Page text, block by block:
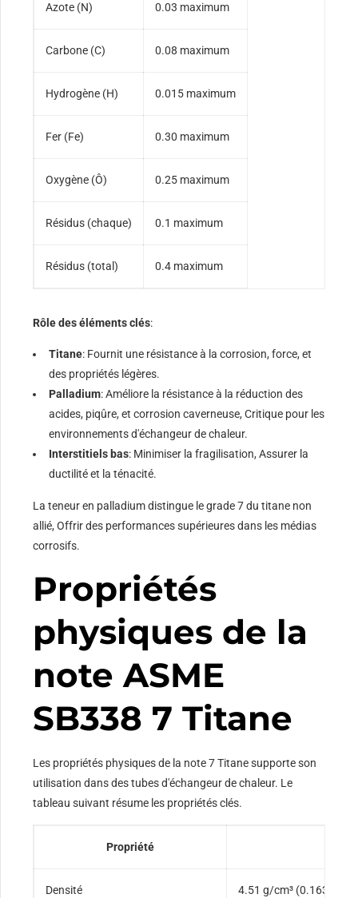
Azote (N) 0.03 maximum
Carbone (C) 0.08 maximum
Hydrogène (H) 0.015 maximum
Fer (Fe) 0.30 maximum
Oxygène (Ô) 0.25 maximum
Résidus (chaque) 0.1 maximum
Résidus (total) 0.4 maximum
Rôle des éléments clés:
Titane: Fournit une résistance à la corrosion, force, et
des propriétés légères.
Palladium: Améliore la résistance à la réduction des
acides, piqûre, et corrosion caverneuse, Critique pour les
environnements d'échangeur de chaleur.
Interstitiels bas: Minimiser la fragilisation, Assurer la
ductilité et la ténacité.
La teneur en palladium distingue le grade 7 du titane non
allié, Offrir des performances supérieures dans les médias
corrosifs.
Propriétés
physiques de la
note ASME
SB338 7 Titane
Les propriétés physiques de la note 7 Titane supporte son
utilisation dans des tubes d'échangeur de chaleur. Le
tableau suivant résume les propriétés clés.
Propriété
Densité 4.51 g/cm³ (0.163 lb/